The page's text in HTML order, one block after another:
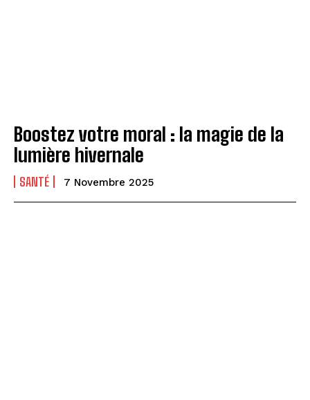
Boostez votre moral : la magie de la
lumière hivernale
SANTÉ 7 Novembre 2025